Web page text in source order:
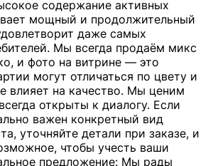
содержание активных
мощный и продолжительный
даже самых
Мы всегда продаём микс
и фото на витрине — это
могут отличаться по цвету и
влияет на качество. Мы ценим
открыты к диалогу. Если
важен конкретный вид
уточняйте детали при заказе, и
чтобы учесть ваши
предложение: Мы рады